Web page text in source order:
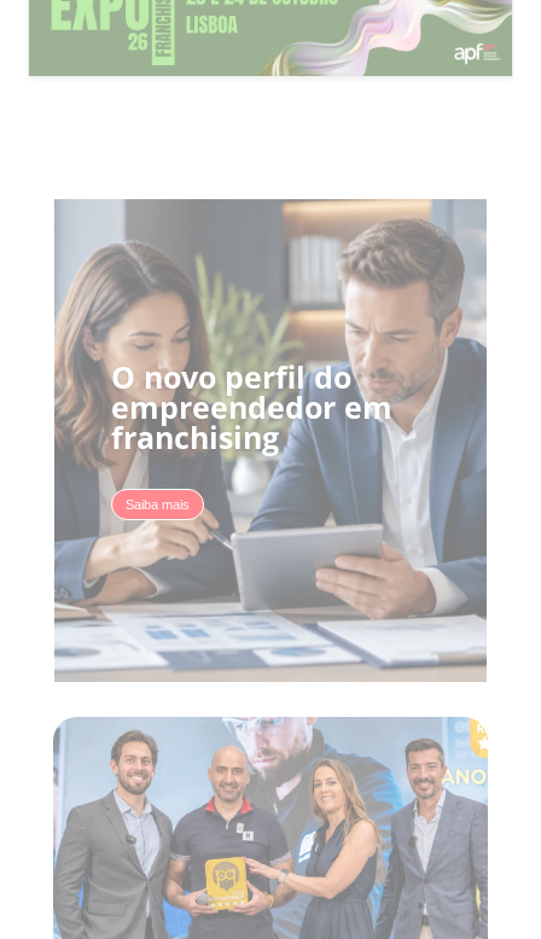
O novo perfil do
empreendedor em
franchising
Saiba mais